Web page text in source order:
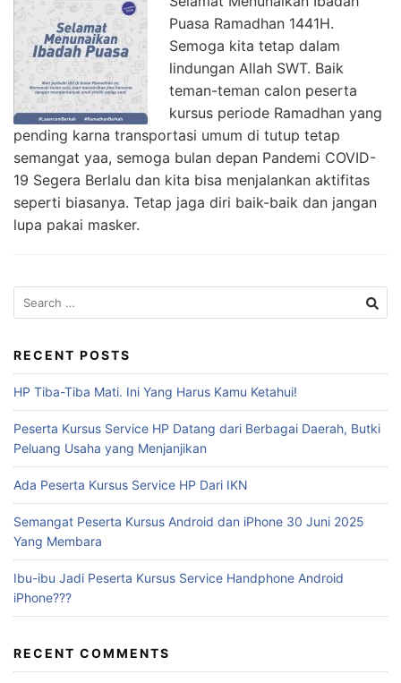
Puasa Ramadhan 1441H.
Semoga kita tetap dalam
lindungan Allah SWT. Baik
teman-teman calon peserta
kursus periode Ramadhan yang
pending karna transportasi umum di tutup tetap
semangat yaa, semoga bulan depan Pandemi COVID-
19 Segera Berlalu dan kita bisa menjalankan aktifitas
seperti biasanya. Tetap jaga diri baik-baik dan jangan
lupa pakai masker.
RECENT POSTS
HP Tiba-Tiba Mati. Ini Yang Harus Kamu Ketahui!
Peserta Kursus Service HP Datang dari Berbagai Daerah, Butki
Peluang Usaha yang Menjanjikan
Ada Peserta Kursus Service HP Dari IKN
Semangat Peserta Kursus Android dan iPhone 30 Juni 2025
Yang Membara
Ibu-ibu Jadi Peserta Kursus Service Handphone Android
iPhone???
RECENT COMMENTS